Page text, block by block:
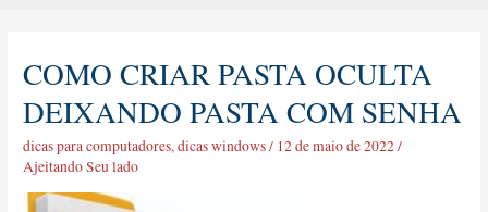
COMO CRIAR PASTA OCULTA
DEIXANDO PASTA COM SENHA
dicas para computadores,dicas windows/ 12 de maio de 2022/
Ajeitando Seu lado
Como
criar
pasta
oculta
deixando